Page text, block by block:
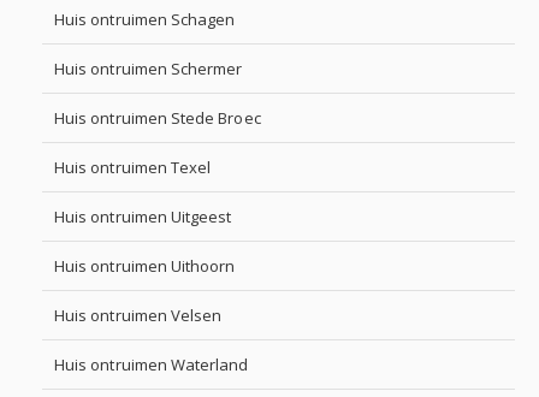
Huis ontruimen Schagen
Huis ontruimen Schermer
Huis ontruimen Stede Broec
Huis ontruimen Texel
Huis ontruimen Uitgeest
Huis ontruimen Uithoorn
Huis ontruimen Velsen
Huis ontruimen Waterland